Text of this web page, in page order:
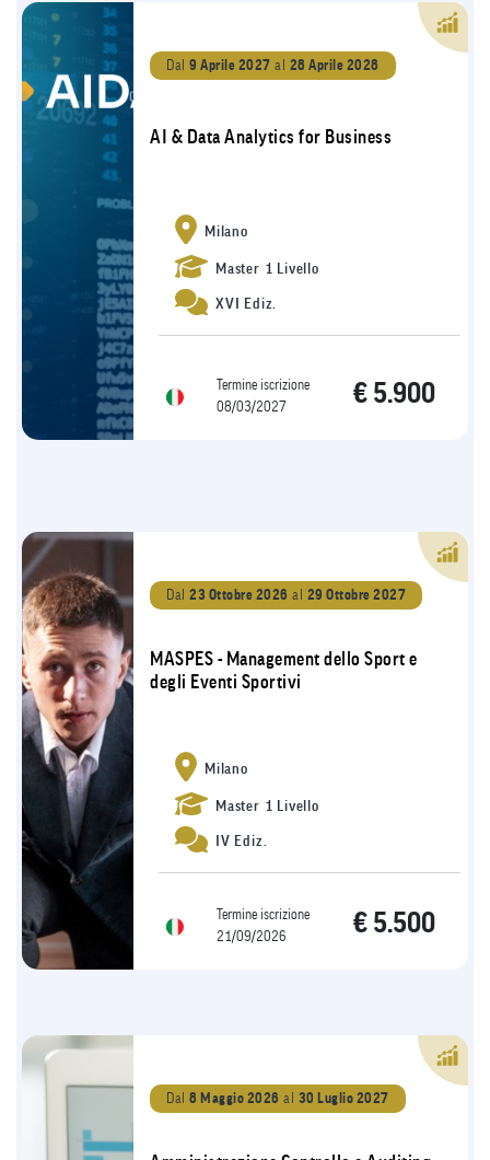
Dal 9 Aprile 2027 al 28 Aprile 2028
AI & Data Analytics for Business
Milano
Master 1 Livello
XVI Ediz.
Termine iscrizione
08/03/2027
€ 5.900
Dal 23 Ottobre 2026 al 29 Ottobre 2027
MASPES - Management dello Sport e
degli Eventi Sportivi
Milano
Master 1 Livello
IV Ediz.
Termine iscrizione
21/09/2026
€ 5.500
Dal 8 Maggio 2026 al 30 Luglio 2027